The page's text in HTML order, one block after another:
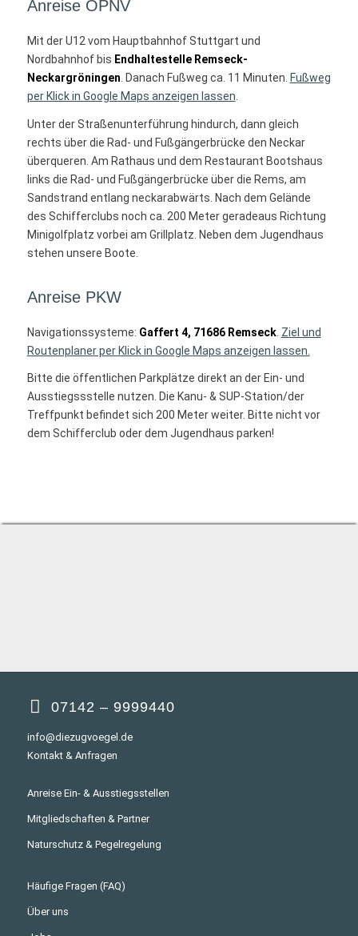
Anreise ÖPNV
Mit der U12 vom Hauptbahnhof Stuttgart und
Nordbahnhof bis Endhaltestelle Remseck-
Neckargröningen . Danach Fußweg ca. 11 Minuten. Fußweg
per Klick in Google Maps anzeigen lassen
Unter der Straßenunterführung hindurch, dann gleich
rechts über die Rad- und Fußgängerbrücke den Neckar
überqueren. Am Rathaus und dem Restaurant Bootshaus
links die Rad- und Fußgängerbrücke über die Rems, am
Sandstrand entlang neckarabwärts. Nach dem Gelände
des Schifferclubs noch ca. 200 Meter geradeaus Richtung
Minigolfplatz vorbei am Grillplatz. Neben dem Jugendhaus
stehen unsere Boote.
Anreise PKW
Navigationssysteme: Gaffert 4, 71686 Remseck. Ziel und
Routenplaner per Klick in Google Maps anzeigen lassen.
Bitte die öffentlichen Parkplätze direkt an der Ein- und
Ausstiegssstelle nutzen. Die Kanu- & SUP-Station/der
Treffpunkt befindet sich 200 Meter weiter. Bitte nicht vor
dem Schifferclub oder dem Jugendhaus parken!
07142 – 9999440
info@diezugvoegel.de
Kontakt & Anfragen
Anreise Ein- & Ausstiegsstellen
Mitgliedschaften & Partner
Naturschutz & Pegelregelung
Häufige Fragen (FAQ)
Über uns